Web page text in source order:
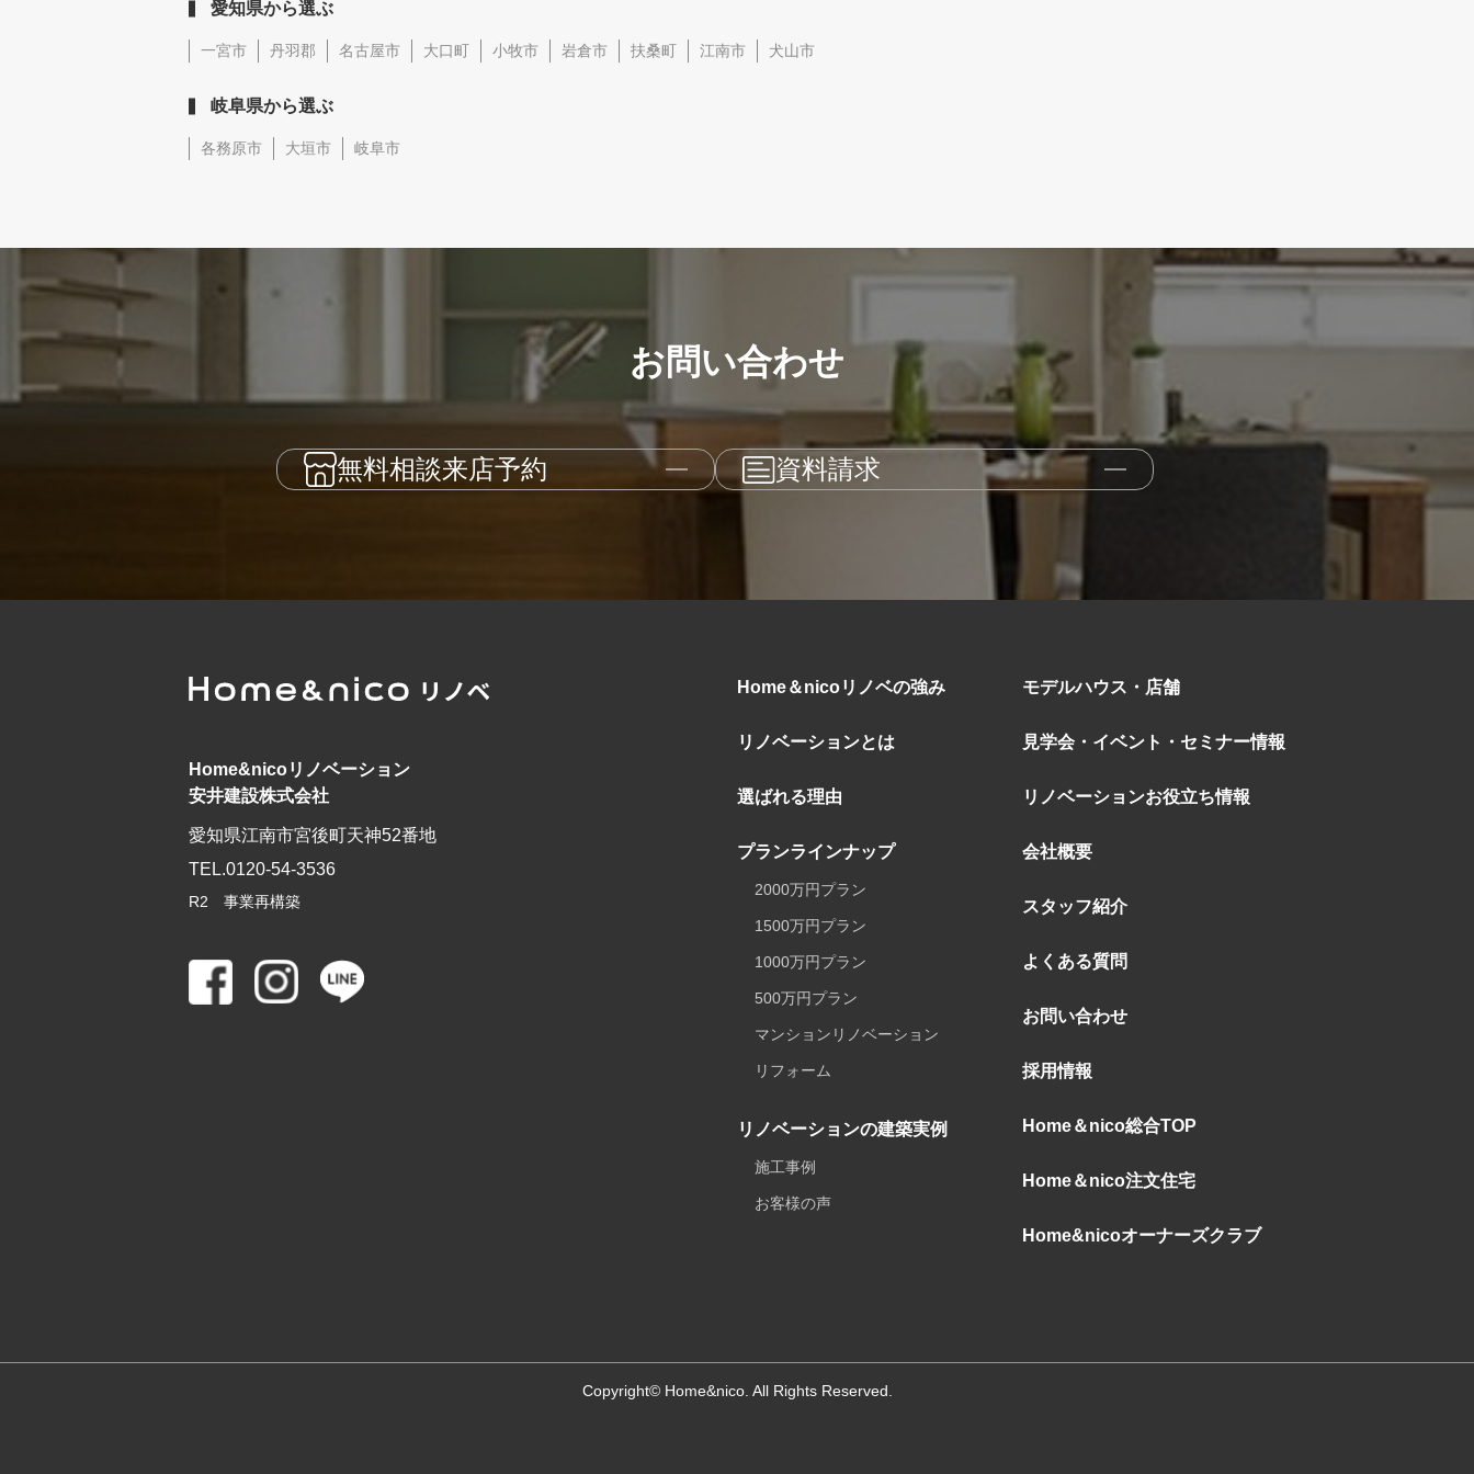
愛知県から選ぶ
一宮市 丹羽郡 名古屋市 大口町 小牧市 岩倉市 扶桑町 江南市 犬山市
岐阜県から選ぶ
各務原市 大垣市 岐阜市
お問い合わせ
無料相談来店予約 資料請求
Home&nicoリノベーション
安井建設株式会社
愛知県江南市宮後町天神52番地
TEL.0120-54-3536
R2 事業再構築
Home＆nicoリノベの強み
リノベーションとは
選ばれる理由
プランラインナップ
2000万円プラン
1500万円プラン
1000万円プラン
500万円プラン
マンションリノベーション
リフォーム
リノベーションの建築実例
施工事例
お客様の声
モデルハウス・店舗
見学会・イベント・ セミナー情報
リノベーションお役立ち情報
会社概要
スタッフ紹介
よくある質問
お問い合わせ
採用情報
Home＆nico総合TOP
Home＆nico注文住宅
Home&nicoオーナーズクラブ
Copyright© Home&nico. All Rights Reserved.